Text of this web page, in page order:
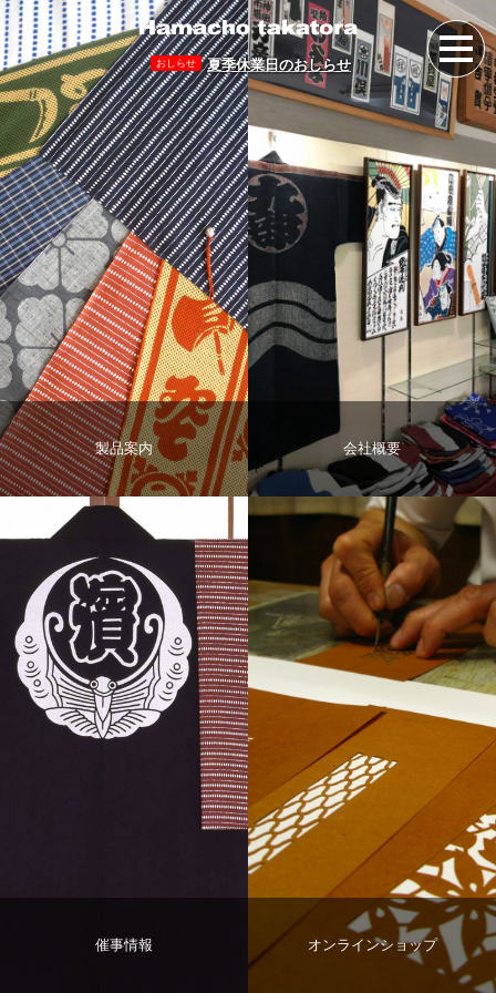
おしらせ 夏季休業日のおしらせ
製品案内 会社概要
催事情報 オンラインショップ